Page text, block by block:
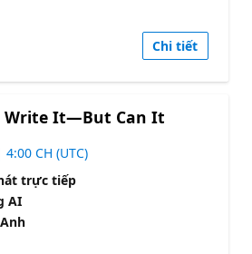
Chi tiết
Write It—But Can It
CH (UTC)
trực tiếp
AI